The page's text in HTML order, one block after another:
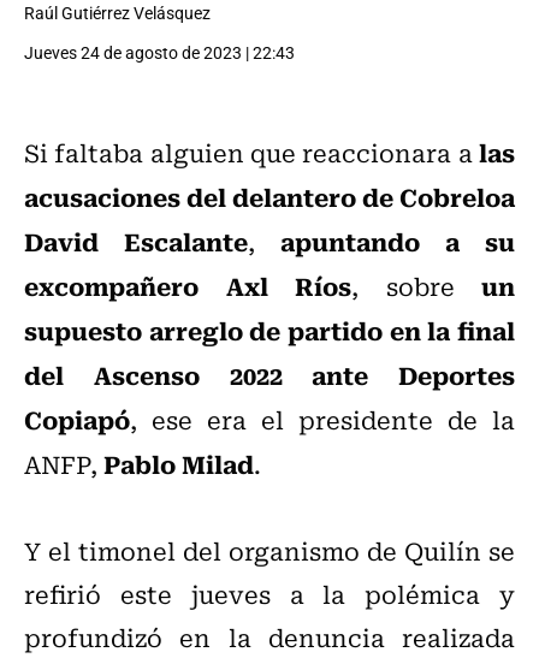
Raúl Gutiérrez Velásquez
Jueves 24 de agosto de 2023 | 22:43
Si faltaba alguien que reaccionara alas
acusaciones del delantero de Cobreloa
David Escalante, apuntando a su
excompañero Axl Ríos, sobre un
supuesto arreglo de partido en la final
del Ascenso 2022 ante Deportes
Copiapó, ese era el presidente de la
ANFP,Pablo Milad.
Y el timonel del organismo de Quilín se
refirió este jueves a la polémica y
profundizó en la denuncia realizada